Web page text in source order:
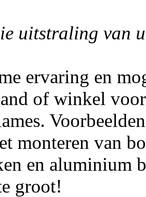
uitstraling van
ervaring en
of winkel
monteren van
en aluminium
groot!